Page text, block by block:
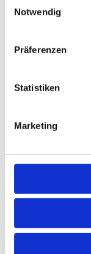
Notwendig
Präferenzen
Statistiken
Marketing